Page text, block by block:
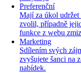
Preferenční
Mají za úkol udržet
zvolil, případně
funkce z webu
Marketing
Sdílením svých
zvyšujete šanci na
nabídek.